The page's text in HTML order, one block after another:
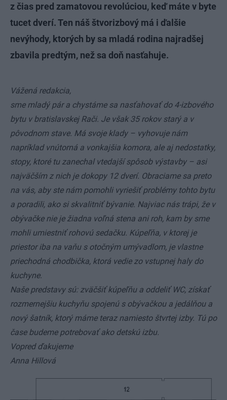
z čias pred zamatovou revolúciou, keď máte v byte
tucet dverí. Ten náš štvorizbový má i ďalšie
nevýhody, ktorých by sa mladá rodina najradšej
zbavila predtým, než sa doň nasťahuje.
Vážená redakcia,
sme mladý pár a chystáme sa nasťahovať do 4-izbového
bytu v bratislavskej Rači. Je však 35 rokov starý a v
pôvodnom stave. Má svoje klady – vyhovuje nám
napríklad vnútorná a vonkajšia komora, ale aj nedostatky,
stopy, ktoré tu zanechal vtedajší spôsob výstavby – asi
najväčším z nich je dokopy 12 dverí. Obraciame sa preto
na vás, aby ste nám pomohli vyriešiť problémy tohto bytu
a poradili, ako si skvalitniť bývanie. Najviac nás trápi, že v
obývačke nie je žiadna voľná stena ani roh, kam by sme
mohli umiestniť rohovú sedačku. Kúpeľňa, v ktorej je
priestor iba na vaňu s otočným umývadlom, je vlastne
priechodná chodbička, ktorá vedie zo vstupnej haly do
kuchyne.
Naše predstavy sú: zväčšiť kúpeľňu a oddeliť WC, získať
rozmernejšiu kuchyňu spojenú s obývačkou a jedálňou a
nový šatník, ktorý máme teraz namiesto štvrtej izby. Tú po
čase budeme potrebovať ako detskú izbu.
Vopred ďakujeme
Anna Hillová